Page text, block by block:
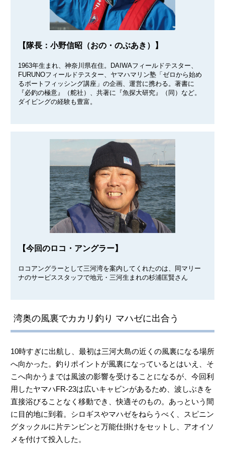
【隊長：小野信昭（おの・のぶあき）】
1963年生まれ、神奈川県在住。DAIWAフィールドテスター、
FURUNOフィールドテスター、ヤマハマリン塾「ゼロから始め
るボートフィッシング講座」の企画、運営に携わる。著書に
『必釣の極意』（舵社）、共著に『魚探大研究』（同）など。
ダイビングの経験も豊富。
【今回のロコ・アングラー】
ロコアングラーとして三河湾を案内してくれたのは、同マリー
ナのサービススタッフで地元・三河生まれの杉浦匡賢さん
湾奥の風裏でカカリ釣り マハゼに出合う
10時すぎに出航し、最初は三河大島の近くの風裏になる場所
へ向かった。釣りポイントが風裏になっているとはいえ、そ
こへ向かうまでは風波の影響を受けることになるが、今回利
用したヤマハFR-23は広いキャビンがあるため、波しぶきを
直接浴びることなく移動でき、快適そのもの。あっという間
に目的地に到着。シロギスやマハゼをねらうべく、スピニン
グタックルに片テンビンと万能仕掛けをセットし、アオイソ
メを付けて投入した。